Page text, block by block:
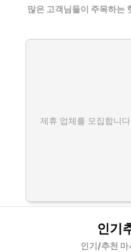
많은 고객님들이 주목하는
제휴 업체를 모집합니
인기
인기/추천 마